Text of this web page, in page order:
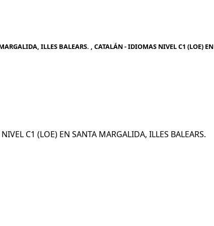
ILLES BALEARS. , CATALÁN - IDIOMAS NIVEL C1 (LOE) EN
C1 (LOE) EN SANTA MARGALIDA, ILLES BALEARS.